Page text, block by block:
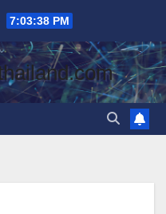
7:03:39 PM